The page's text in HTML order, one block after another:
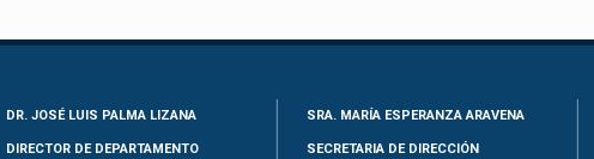
DR. JOSÉ LUIS PALMA LIZANA
DIRECTOR DE DEPARTAMENTO
SRA. MARÍA ESPERANZA ARAVENA
SECRETARIA DE DIRECCIÓN